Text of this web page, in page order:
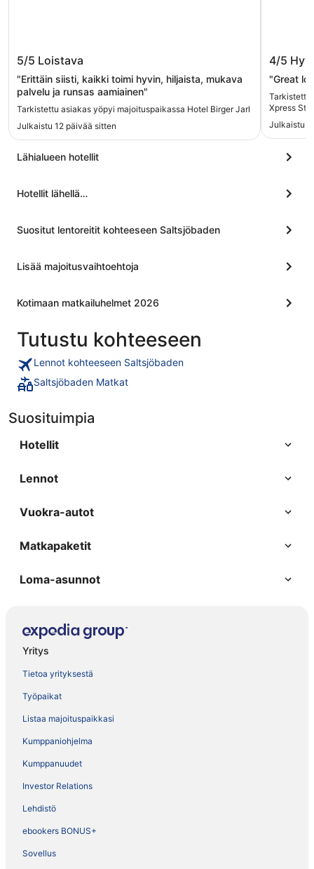
Hotel Birger Jarl
5/5 Loistava
"Erittäin siisti, kaikki toimi hyvin, hiljaista, mukava
palvelu ja runsas aamiainen"
Tarkistettu asiakas yöpyi majoituspaikassa Hotel Birger Jarl
Julkaistu 12 päivää sitten
Central
4/5
"Great
Tarkistettu
Xpress
Julkaistu
Lähialueen hotellit
Hotellit lähellä…
Suositut lentoreitit kohteeseen Saltsjöbaden
Lisää majoitusvaihtoehtoja
Kotimaan matkailuhelmet 2026
Tutustu kohteeseen
Lennot kohteeseen Saltsjöbaden
Saltsjöbaden Matkat
Suosituimpia
Hotellit
Lennot
Vuokra-autot
Matkapaketit
Loma-asunnot
Yritys
Tietoa yrityksestä
Työpaikat
Listaa majoituspaikkasi
Kumppaniohjelma
Kumppanuudet
Investor Relations
Lehdistö
ebookers BONUS+
Sovellus